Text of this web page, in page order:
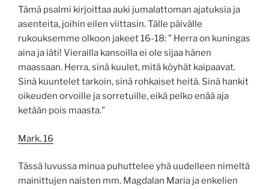
Tämä psalmi kirjoittaa auki jumalattoman ajatuksia ja
asenteita, joihin eilen viittasin. Tälle päivälle
rukouksemme olkoon jakeet 16-18: ” Herra on kuningas
aina ja iäti! Vierailla kansoilla ei ole sijaa hänen
maassaan. Herra, sinä kuulet, mitä köyhät kaipaavat.
Sinä kuuntelet tarkoin, sinä rohkaiset heitä. Sinä hankit
oikeuden orvoille ja sorretuille, eikä pelko enää aja
ketään pois maasta.”
Mark. 16
Tässä luvussa minua puhuttelee yhä uudelleen nimeltä
mainittujen naisten mm. Magdalan Maria ja enkelien